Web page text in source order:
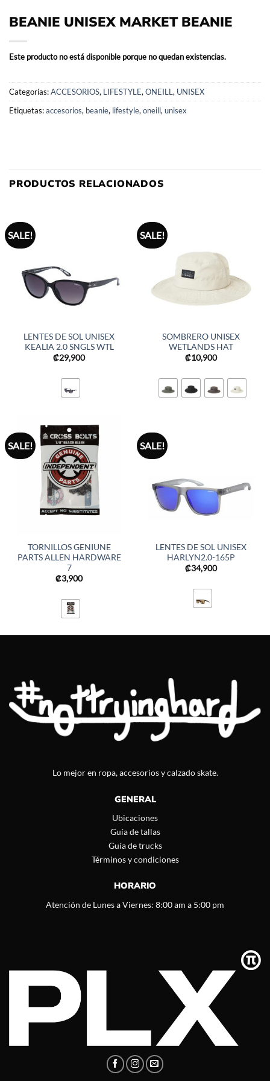
BEANIE UNISEX MARKET BEANIE
Este producto no está disponible porque no quedan existencias.
Categorías:ACCESORIOS, LIFESTYLE, ONEILL , UNISEX
Etiquetas:accesorios, beanie, lifestyle, oneill, unisex
PRODUCTOS RELACIONADOS
SALE!
LENTES DE SOL UNISEX
KEALIA 2.0 SNGLS WTL
₡29,900
SALE!
SOMBRERO UNISEX
WETLANDS HAT
₡10,900
SALE!
TORNILLOS GENIUNE
PARTS ALLEN HARDWARE
7
₡3,900
SALE!
LENTES DE SOL UNISEX
HARLYN2.0-165P
₡34,900
Lo mejor en ropa, accesorios y calzado skate.
GENERAL
Ubicaciones
Guía de tallas
Guía de trucks
Términos y condiciones
HORARIO
Atención de Lunes a Viernes: 8:00 am a 5:00 pm